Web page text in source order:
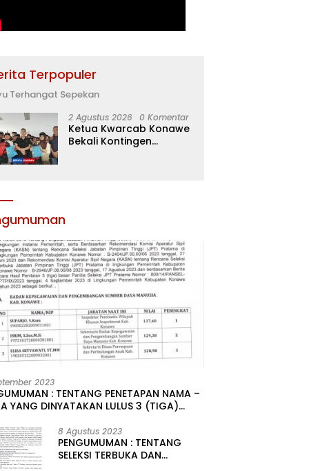
Terpopuler
Terhangat Sepekan
2 Agustus 2026 0 Komentar
Ketua Kwarcab Konawe
Bekali Kontingen
2023
: TENTANG PENETAPAN NAMA –
YANG DINYATAKAN LULUS 3 (TIGA)
PIMPINAN TINGGI PRATAMA DI
PEMERINTAH DAERAH
KONAWE
8 Agustus 2023
PENGUMUMAN : TENTANG
SELEKSI TERBUKA DAN